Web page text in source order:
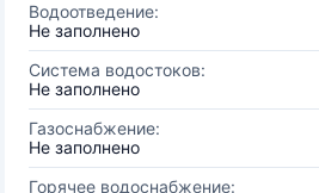
Водоотведение:
Не заполнено
Система водостоков:
Не заполнено
Газоснабжение:
Не заполнено
Горячее водоснабжение: